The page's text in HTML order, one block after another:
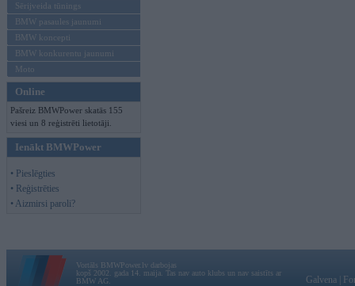
Sērijveida tūnings
BMW pasaules jaunumi
BMW koncepti
BMW konkurentu jaunumi
Moto
Online
Pašreiz BMWPower skatās 155
viesi un 8 reģistrēti lietotāji.
Ienākt BMWPower
• Pieslēgties
• Reģistrēties
• Aizmirsi paroli?
Vortāls BMWPower.lv darbojas
kopš 2002. gada 14. maija. Tas nav auto klubs un nav saistīts ar
BMW AG.
Galvena